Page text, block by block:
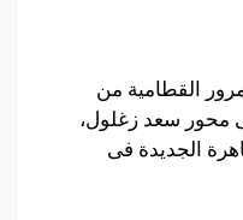
القطامية من
محور سعد زغلول،
الجديدة فى